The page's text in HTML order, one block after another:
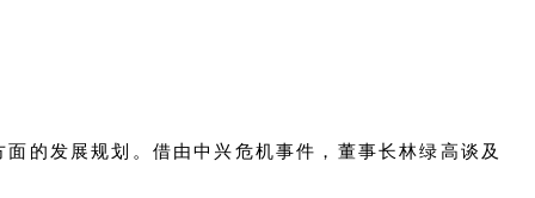
的发展规划。 借由中兴危机事件 ，董事长林绿高谈及